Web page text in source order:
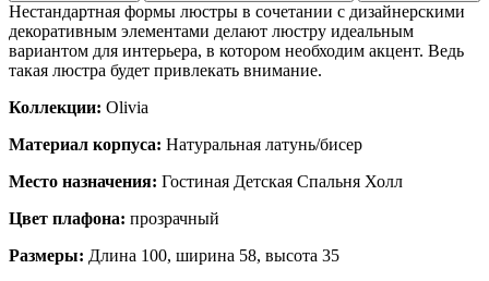
Нестандартная формы люстры в сочетании с дизайнерскими
декоративным элементами делают люстру идеальным
вариантом для интерьера, в котором необходим акцент. Ведь
такая люстра будет привлекать внимание.
Коллекции: Olivia
Материал корпуса: Натуральная латунь/бисер
Место назначения: Гостиная Детская Спальня Холл
Цвет плафона: прозрачный
Размеры: Длина 100, ширина 58, высота 35